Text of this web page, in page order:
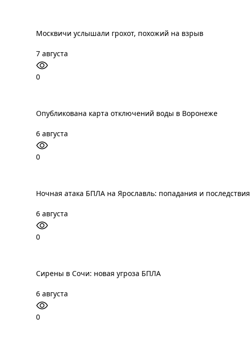
Москвичи услышали грохот, похожий на взрыв
7 августа
0
Опубликована карта отключений воды в Воронеже
6 августа
0
Ночная атака БПЛА на Ярославль: попадания и последствия
6 августа
0
Сирены в Сочи: новая угроза БПЛА
6 августа
0